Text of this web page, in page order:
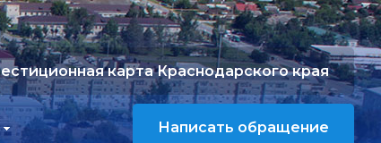
карта Краснодарского края
Написать обращение